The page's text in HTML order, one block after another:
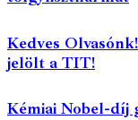
Kedves
jelölt a TIT!
Kémiai Nobel-díj